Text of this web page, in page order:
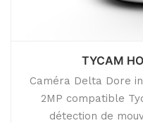
TYCAM
Caméra Delta Dore
2MP compatible
détection de